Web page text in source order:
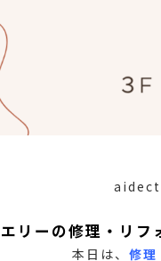
aidect
リーの修理・リフ
本日は、 修理